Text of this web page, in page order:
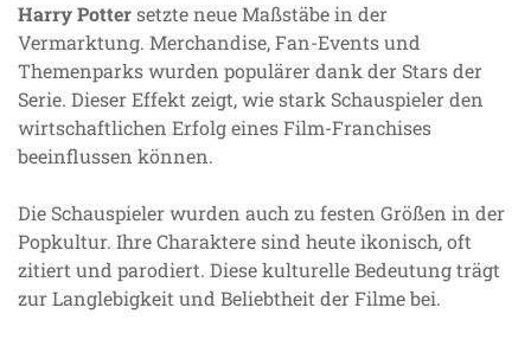
Harry Pottersetzte neue Maßstäbe in der
Vermarktung. Merchandise, Fan-Events und
Themenparks wurden populärer dank der Stars der
Serie. Dieser Effekt zeigt, wie stark Schauspieler den
wirtschaftlichen Erfolg eines Film-Franchises
beeinflussen können.
Die Schauspieler wurden auch zu festen Größen in der
Popkultur. Ihre Charaktere sind heute ikonisch, oft
zitiert und parodiert. Diese kulturelle Bedeutung trägt
zur Langlebigkeit und Beliebtheit der Filme bei.